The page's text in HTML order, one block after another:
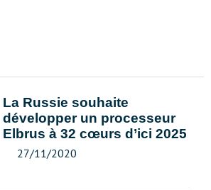
La Russie souhaite
développer un processeur
Elbrus à 32 cœurs d’ici 2025
27/11/2020